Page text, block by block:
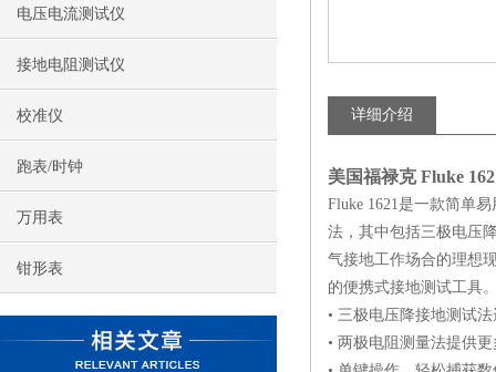
电压电流测试仪
接地电阻测试仪
校准仪
跑表/时钟
万用表
钳形表
详细介绍
美国福禄克 Fluke
Fluke 1621是一款简单
法，其中包括三极电压
气接地工作场合的理想
的便携式接地测试工具
• 三极电压降接地测试
• 两极电阻测量法提供